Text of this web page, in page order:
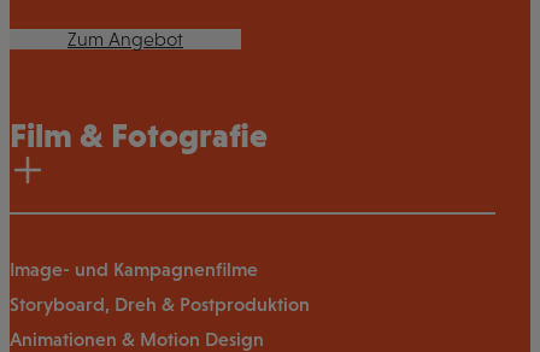
Zum Angebot
Film & Fotografie
Image- und Kampagnenfilme
Storyboard, Dreh & Postproduktion
Animationen & Motion Design